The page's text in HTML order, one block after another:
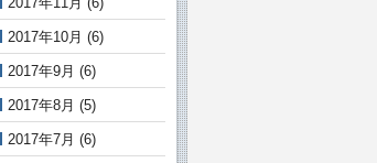
2017年10月 (6)
2017年9月 (6)
2017年8月 (5)
2017年7月 (6)